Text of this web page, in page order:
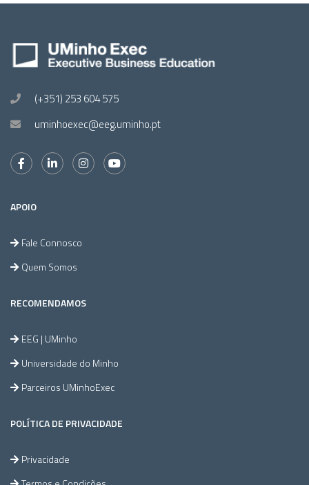
(+351) 253 604 575
uminhoexec@eeg.uminho.pt
APOIO
Fale Connosco
Quem Somos
RECOMENDAMOS
EEG | UMinho
Universidade do Minho
Parceiros UMinhoExec
POLÍTICA DE PRIVACIDADE
Privacidade